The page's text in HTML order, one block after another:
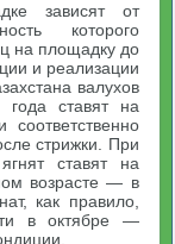
зависят от
которого
на площадку до
и реализации
валухов
ставят на
стрижки. При
ставят на
возрасте — в
как правило,
в октябре —